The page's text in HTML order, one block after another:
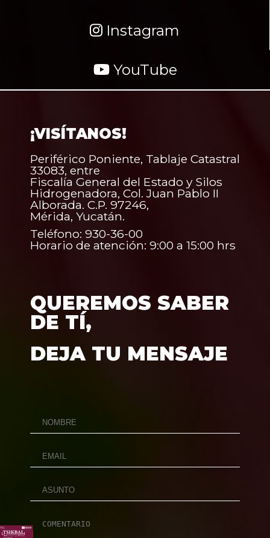
Instagram
YouTube
¡VISÍTANOS!
Periférico Poniente, Tablaje Catastral
33083, entre
Fiscalía General del Estado y Silos
Hidrogenadora, Col. Juan Pablo II
Alborada. C.P. 97246,
Mérida, Yucatán.
Teléfono: 930-36-00
Horario de atención: 9:00 a 15:00 hrs
QUEREMOS SABER
DE TÍ,
DEJA TU MENSAJE